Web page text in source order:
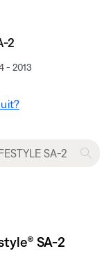
2
- 2013
SA-2